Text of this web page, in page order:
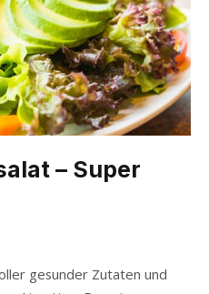
– Super
gesunder Zutaten und